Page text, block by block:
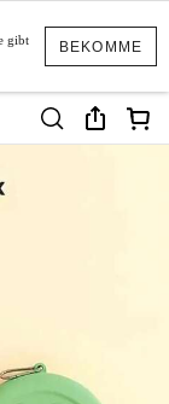
BEKOMME
gibt